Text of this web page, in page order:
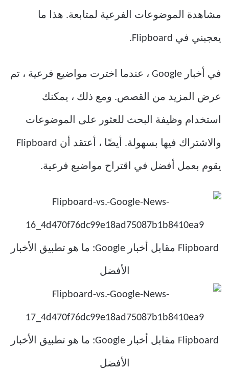
مشاهدة الموضوعات الفرعية لمتابعة. هذا ما
يعجبني في Flipboard.
في أخبار Google ، عندما اخترت مواضيع فرعية ، تم
عرض المزيد من القصص. ومع ذلك ، يمكنك
استخدام وظيفة البحث للعثور على الموضوعات
والاشتراك فيها بسهولة. أيضًا ، أعتقد أن Flipboard
يقوم بعمل أفضل في اقتراح مواضيع فرعية.